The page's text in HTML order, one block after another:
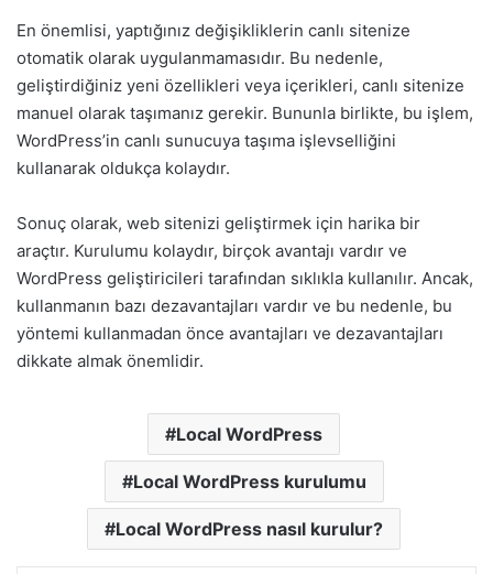
En önemlisi, yaptığınız değişikliklerin canlı sitenize
otomatik olarak uygulanmamasıdır. Bu nedenle,
geliştirdiğiniz yeni özellikleri veya içerikleri, canlı sitenize
manuel olarak taşımanız gerekir. Bununla birlikte, bu işlem,
WordPress’in canlı sunucuya taşıma işlevselliğini
kullanarak oldukça kolaydır.
Sonuç olarak, web sitenizi geliştirmek için harika bir
araçtır. Kurulumu kolaydır, birçok avantajı vardır ve
WordPress geliştiricileri tarafından sıklıkla kullanılır. Ancak,
kullanmanın bazı dezavantajları vardır ve bu nedenle, bu
yöntemi kullanmadan önce avantajları ve dezavantajları
dikkate almak önemlidir.
Local WordPress
Local WordPress kurulumu
Local WordPress nasıl kurulur?